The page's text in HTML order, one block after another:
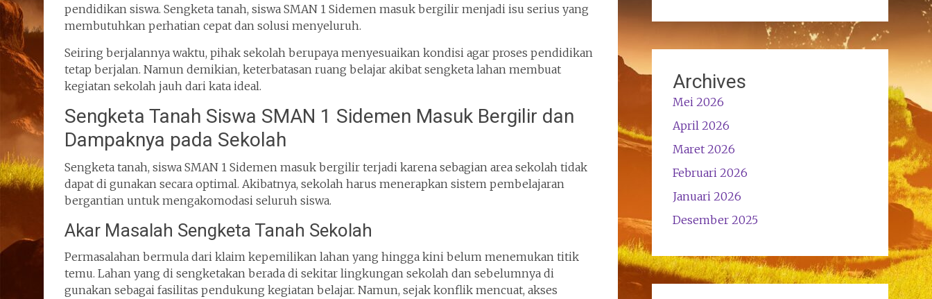
pendidikan siswa. Sengketa tanah, siswa SMAN 1 Sidemen masuk bergilir menjadi isu serius yang
membutuhkan perhatian cepat dan solusi menyeluruh.
Seiring berjalannya waktu, pihak sekolah berupaya menyesuaikan kondisi agar proses pendidikan
tetap berjalan. Namun demikian, keterbatasan ruang belajar akibat sengketa lahan membuat
kegiatan sekolah jauh dari kata ideal.
Sengketa Tanah Siswa SMAN 1 Sidemen Masuk Bergilir dan
Dampaknya pada Sekolah
Sengketa tanah, siswa SMAN 1 Sidemen masuk bergilir terjadi karena sebagian area sekolah tidak
dapat di gunakan secara optimal. Akibatnya, sekolah harus menerapkan sistem pembelajaran
bergantian untuk mengakomodasi seluruh siswa.
Akar Masalah Sengketa Tanah Sekolah
Permasalahan bermula dari klaim kepemilikan lahan yang hingga kini belum menemukan titik
temu. Lahan yang di sengketakan berada di sekitar lingkungan sekolah dan sebelumnya di
gunakan sebagai fasilitas pendukung kegiatan belajar. Namun, sejak konflik mencuat, akses
Archives
Mei 2026
April 2026
Maret 2026
Februari 2026
Januari 2026
Desember 2025